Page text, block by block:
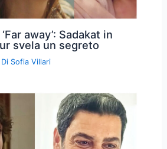
away’: Sadakat in
svela un segreto
Sofia Villari